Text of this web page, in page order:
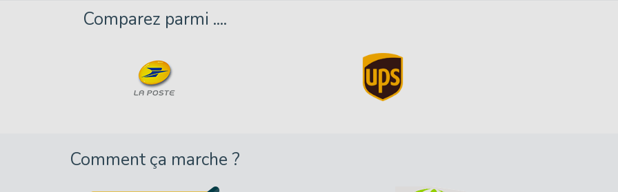
Comparez parmi ....
Comment ça marche ?